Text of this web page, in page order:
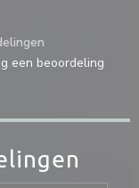
een beoordeling